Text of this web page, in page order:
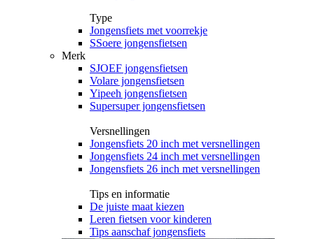
Type
Jongensfiets met voorrekje
SSoere jongensfietsen
Merk
SJOEF jongensfietsen
Volare jongensfietsen
Yipeeh jongensfietsen
Supersuper jongensfietsen
Versnellingen
Jongensfiets 20 inch met versnellingen
Jongensfiets 24 inch met versnellingen
Jongensfiets 26 inch met versnellingen
Tips en informatie
De juiste maat kiezen
Leren fietsen voor kinderen
Tips aanschaf jongensfiets